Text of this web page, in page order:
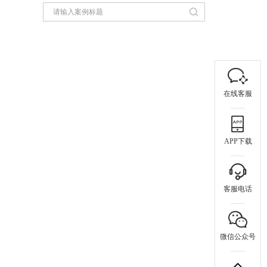
在线客服
APP下载
客服电话
微信公众号